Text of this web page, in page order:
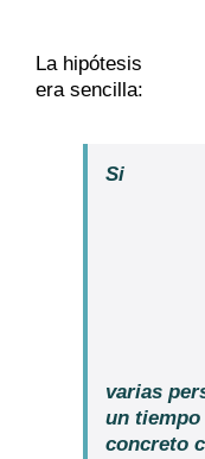
La hipótesis
era sencilla:
Si
varias
un tiempo
concreto